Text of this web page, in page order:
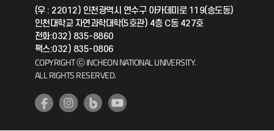
공자아카데미
기초교육원
(우 : 22012) 인천광역시 연수구 아카데미로 119(송도동)
인천대학교 자연과학대학(5호관) 4층 C동 427호
전화:032) 835-8860
팩스:032) 835-0806
COPYRIGHT ⓒ INCHEON NATIONAL UNIVERSITY.
ALL RIGHTS RESERVED.